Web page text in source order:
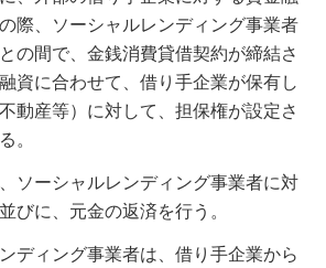
際、ソーシャルレンディング事業者
の間で、金銭消費貸借契約が締結さ
資に合わせて、借り手企業が保有し
動産等）に対して、担保権が設定さ
。
ソーシャルレンディング事業者に対
びに、元金の返済を行う。
ディング事業者は、借り手企業から